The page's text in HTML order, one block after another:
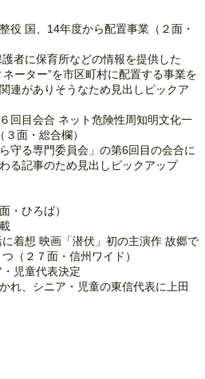
役 国、14年度から配置事業（２面・
者に保育所などの情報を提供した
ーター”を市区町村に配置する事業を
連がありそうなため見出しピックア
回目会合 ネット危険性周知明文化一
面・総合欄）
守る専門委員会」の第6回目の会合に
る記事のため見出しピックアップ
・ひろば）
着想 映画「潜伏」初の主演作 故郷で
（２７面・信州ワイド）
児童代表決定
れ、シニア・児童の東信代表に上田